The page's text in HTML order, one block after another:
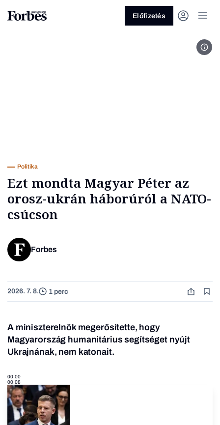
Előfizetés
Politika
Ezt mondta Magyar Péter az
orosz-ukrán háborúról a NATO-
csúcson
Forbes
2026. 7. 8. 1 perc
A miniszterelnök megerősítette, hogy
Magyarország humanitárius segítséget nyújt
Ukrajnának, nem katonait.
00:00
00:08